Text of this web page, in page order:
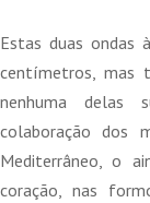
era:
Estas duas ondas
centímetros, mas
nenhuma delas
colaboração dos
Mediterrâneo, o
coração, nas